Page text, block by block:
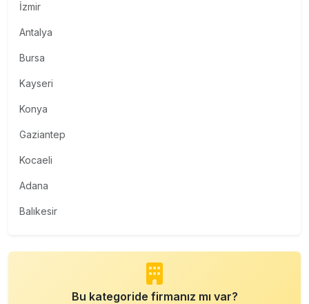
İzmir
Antalya
Bursa
Kayseri
Konya
Gaziantep
Kocaeli
Adana
Balıkesir
Bu kategoride firmanız mı var?